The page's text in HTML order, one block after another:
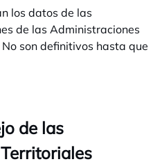
los datos de las
de las Administraciones
son definitivos hasta que
de las